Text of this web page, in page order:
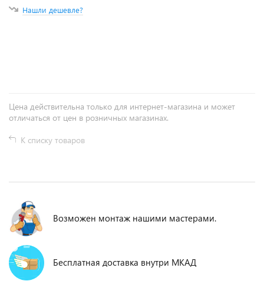
Нашли дешевле?
Цена действительна только для интернет-магазина и может
отличаться от цен в розничных магазинах.
К списку товаров
Возможен монтаж нашими мастерами.
Бесплатная доставка внутри МКАД